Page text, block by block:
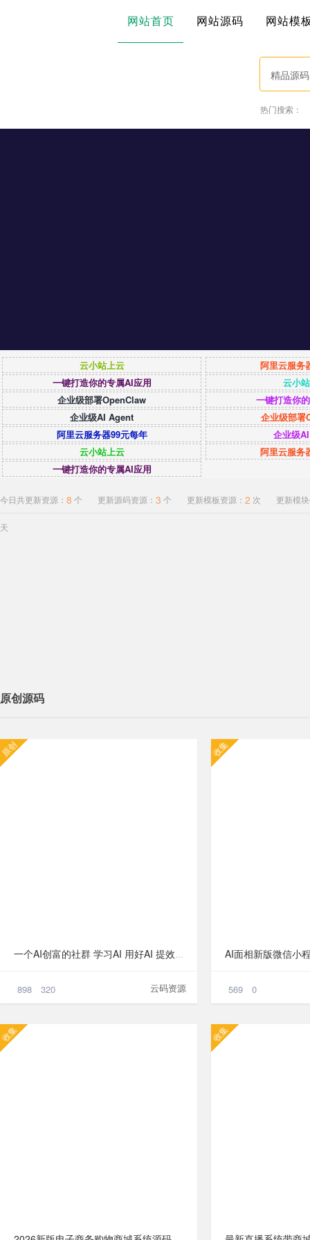
网站首页 网站源码 网站模
精品源码
热门搜索：
云小站上云
阿里云服务
一键打造你的专属AI应用
云小
企业级部署OpenClaw
一键打造你
企业级AI Agent
企业级部署
阿里云服务器99元每年
企业级
云小站上云
阿里云服务
一键打造你的专属AI应用
今日共更新资源： 8 个 更新源码资源： 3 个 更新模板资源： 2 次 更新模
天
原创源码
创
898 320 云码资源
收集
AI面相新版微信小
569 0
集 收集